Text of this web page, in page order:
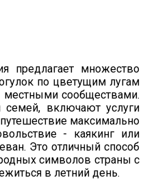
предлагает множество
по цветущим лугам
местными сообществами.
включают услуги
максимально
- каякинг или
Это отличный способ
символов страны с
в летний день.